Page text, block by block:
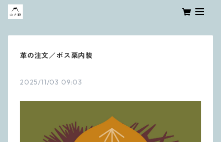
革の注文／ボス栗内装
2025/11/03 09:03